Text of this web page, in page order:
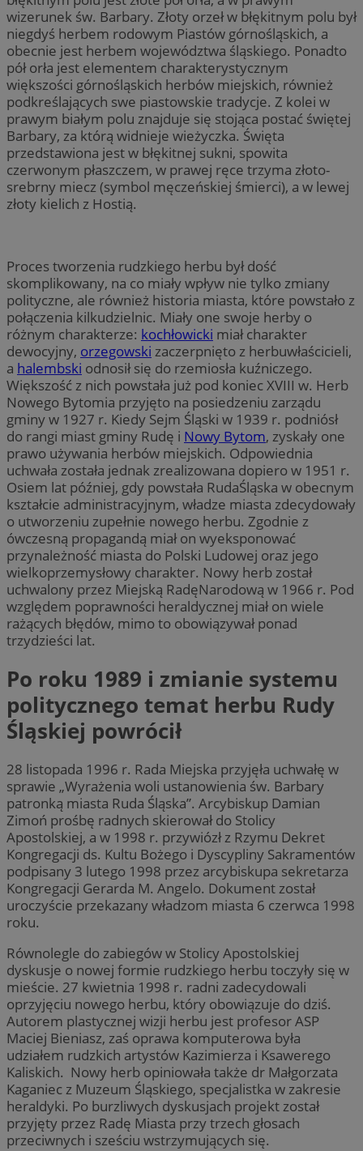
wizerunek św. Barbary. Złoty orzeł w błękitnym polu był
niegdyś herbem rodowym Piastów górnośląskich, a
obecnie jest herbem województwa śląskiego. Ponadto
pół orła jest elementem charakterystycznym
większości górnośląskich herbów miejskich, również
podkreślających swe piastowskie tradycje. Z kolei w
prawym białym polu znajduje się stojąca postać świętej
Barbary, za którą widnieje wieżyczka. Święta
przedstawiona jest w błękitnej sukni, spowita
czerwonym płaszczem, w prawej ręce trzyma złoto-
srebrny miecz (symbol męczeńskiej śmierci), a w lewej
złoty kielich z Hostią.
Proces tworzenia rudzkiego herbu był dość
skomplikowany, na co miały wpływ nie tylko zmiany
polityczne, ale również historia miasta, które powstało z
połączenia kilkudzielnic. Miały one swoje herby o
różnym charakterze: kochłowicki miał charakter
dewocyjny, orzegowski zaczerpnięto z herbuwłaścicieli,
a halembski odnosił się do rzemiosła kuźniczego.
Większość z nich powstała już pod koniec XVIII w. Herb
Nowego Bytomia przyjęto na posiedzeniu zarządu
gminy w 1927 r. Kiedy Sejm Śląski w 1939 r. podniósł
do rangi miast gminy Rudę i Nowy Bytom, zyskały one
prawo używania herbów miejskich. Odpowiednia
uchwała została jednak zrealizowana dopiero w 1951 r.
Osiem lat później, gdy powstała RudaŚląska w obecnym
kształcie administracyjnym, władze miasta zdecydowały
o utworzeniu zupełnie nowego herbu. Zgodnie z
ówczesną propagandą miał on wyeksponować
przynależność miasta do Polski Ludowej oraz jego
wielkoprzemysłowy charakter. Nowy herb został
uchwalony przez Miejską RadęNarodową w 1966 r. Pod
względem poprawności heraldycznej miał on wiele
rażących błędów, mimo to obowiązywał ponad
trzydzieści lat.
Po roku 1989 i zmianie systemu
politycznego temat herbu Rudy
Śląskiej powrócił
28 listopada 1996 r. Rada Miejska przyjęła uchwałę w
sprawie „Wyrażenia woli ustanowienia św. Barbary
patronką miasta Ruda Śląska”. Arcybiskup Damian
Zimoń prośbę radnych skierował do Stolicy
Apostolskiej, a w 1998 r. przywiózł z Rzymu Dekret
Kongregacji ds. Kultu Bożego i Dyscypliny Sakramentów
podpisany 3 lutego 1998 przez arcybiskupa sekretarza
Kongregacji Gerarda M. Angelo. Dokument został
uroczyście przekazany władzom miasta 6 czerwca 1998
roku.
Równolegle do zabiegów w Stolicy Apostolskiej
dyskusje o nowej formie rudzkiego herbu toczyły się w
mieście. 27 kwietnia 1998 r. radni zadecydowali
oprzyjęciu nowego herbu, który obowiązuje do dziś.
Autorem plastycznej wizji herbu jest profesor ASP
Maciej Bieniasz, zaś oprawa komputerowa była
udziałem rudzkich artystów Kazimierza i Ksawerego
Kaliskich. Nowy herb opiniowała także dr Małgorzata
Kaganiec z Muzeum Śląskiego, specjalistka w zakresie
heraldyki. Po burzliwych dyskusjach projekt został
przyjęty przez Radę Miasta przy trzech głosach
przeciwnych i sześciu wstrzymujących się.